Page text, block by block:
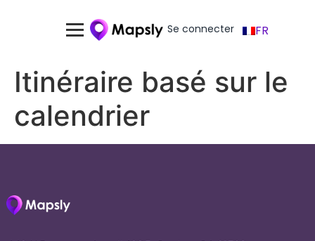
Se connecter FR
Itinéraire basé sur le
calendrier